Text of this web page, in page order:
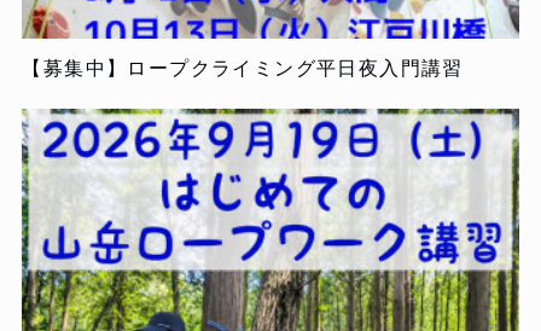
【募集中】ロープクライミング平日夜入門講習